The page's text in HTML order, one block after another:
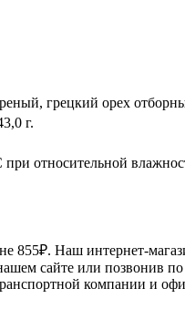
грецкий орех
г.
относительной
855₽. Наш интернет-
сайте или позвонив
компании и